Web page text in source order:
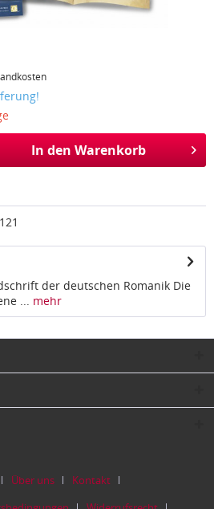
In den Warenkorb
der deutschen Romanik Die
...
mehr
Über uns
Kontakt